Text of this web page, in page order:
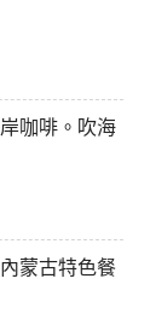
咖啡。吹海
蒙古特色餐